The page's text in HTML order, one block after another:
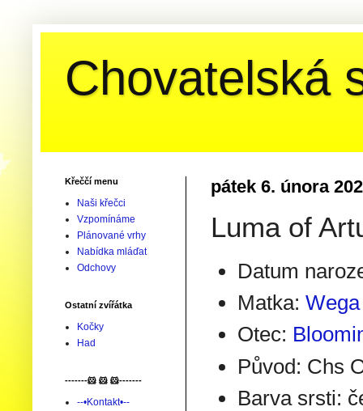
Chovatelská
pátek 6. února
Luma of
Datum
Matka:
Otec:
Původ: Chs
Barva srsti:
Křeččí menu
Naši křečci
Vzpomínáme
Plánované vrhy
Nabídka mláďat
Odchovy
Ostatní zvířátka
Kočky
Had
-------🐹 🐹 🐹-------
--•Kontakt•--